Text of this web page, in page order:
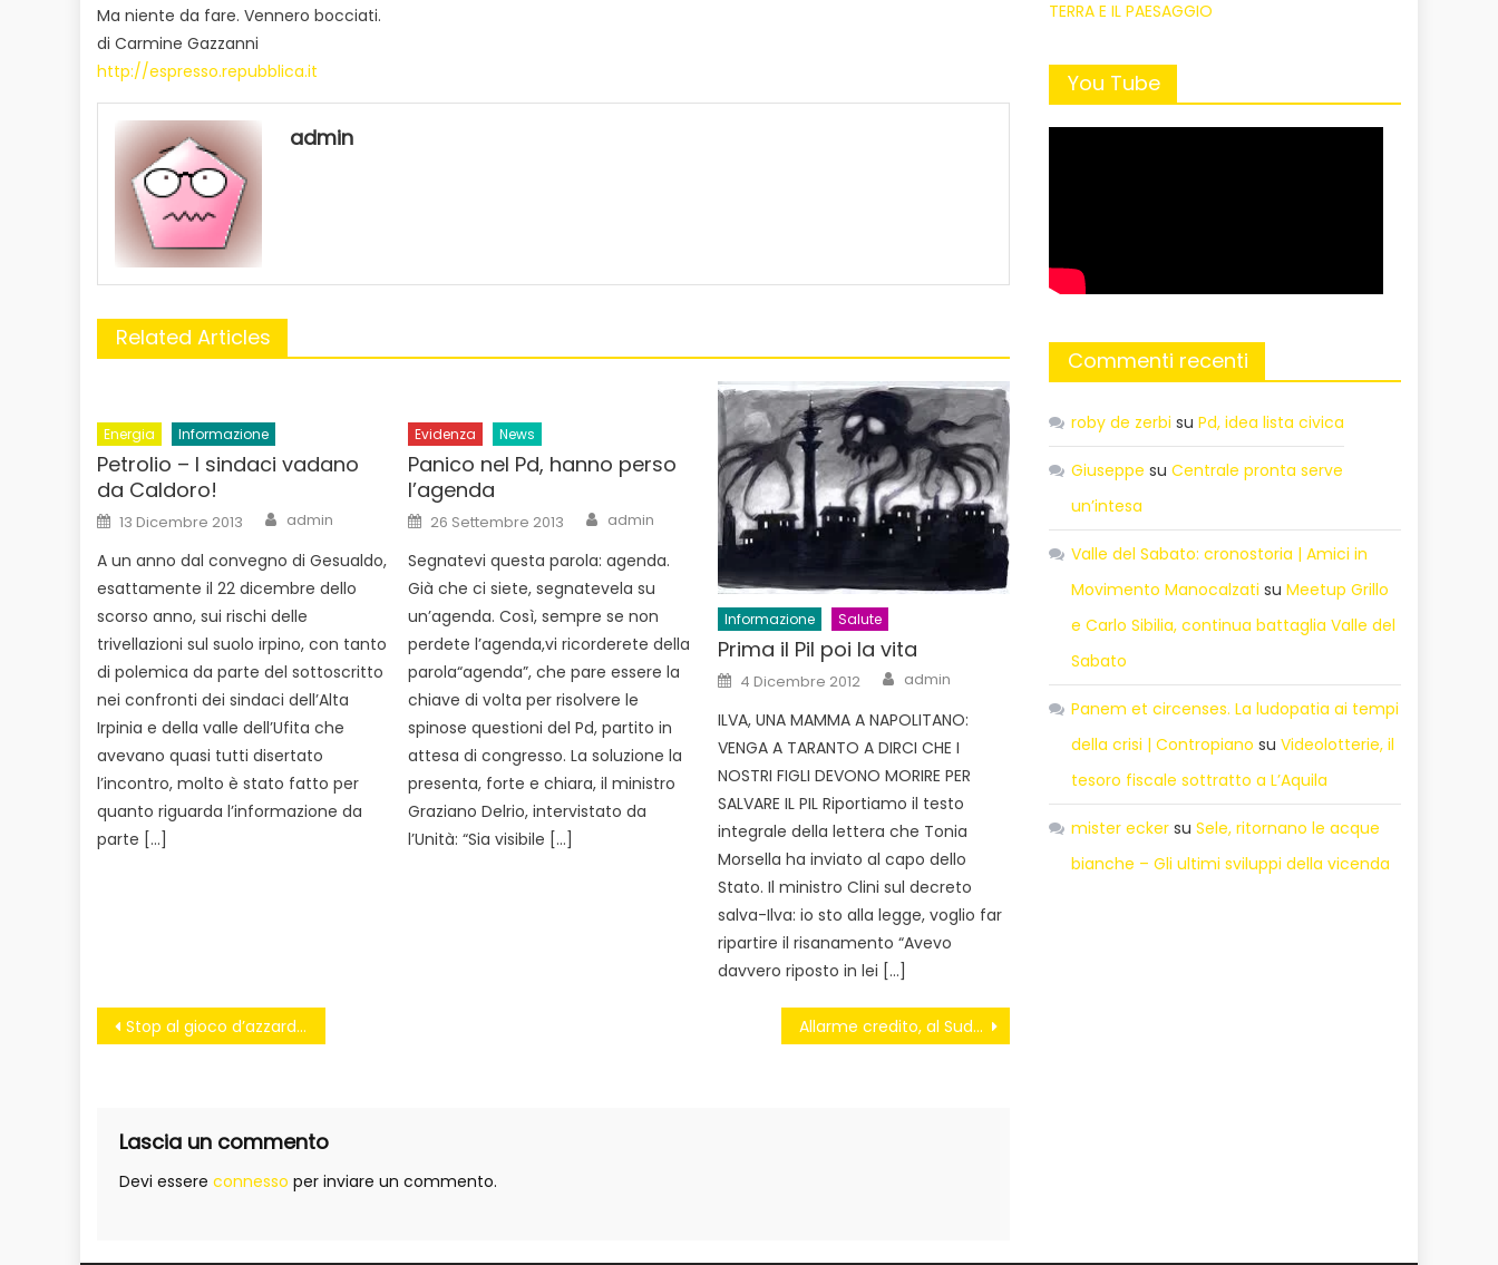
Ma niente da fare. Vennero bocciati.
di Carmine Gazzanni
http://espresso.repubblica.it
admin
Related Articles
Energia Informazione
Petrolio – I sindaci vadano
da Caldoro!
Posted
on
13 Dicembre 2013 Author
admin
A un anno dal convegno di Gesualdo,
esattamente il 22 dicembre dello
scorso anno, sui rischi delle
trivellazioni sul suolo irpino, con tanto
di polemica da parte del sottoscritto
nei confronti dei sindaci dell’Alta
Irpinia e della valle dell’Ufita che
avevano quasi tutti disertato
l’incontro, molto è stato fatto per
quanto riguarda l’informazione da
parte […]
Evidenza News
Panico nel Pd, hanno perso
l’agenda
Posted
on
26 Settembre 2013 Author
admin
Segnatevi questa parola: agenda.
Già che ci siete, segnatevela su
un’agenda. Così, sempre se non
perdete l’agenda,vi ricorderete della
parola“agenda”, che pare essere la
chiave di volta per risolvere le
spinose questioni del Pd, partito in
attesa di congresso. La soluzione la
presenta, forte e chiara, il ministro
Graziano Delrio, intervistato da
l’Unità: “Sia visibile […]
Informazione Salute
Prima il Pil poi la vita
Posted
on
4 Dicembre 2012 Author
admin
ILVA, UNA MAMMA A NAPOLITANO:
VENGA A TARANTO A DIRCI CHE I
NOSTRI FIGLI DEVONO MORIRE PER
SALVARE IL PIL Riportiamo il testo
integrale della lettera che Tonia
Morsella ha inviato al capo dello
Stato. Il ministro Clini sul decreto
salva-Ilva: io sto alla legge, voglio far
ripartire il risanamento “Avevo
davvero riposto in lei […]
Navigazione
Stop al gioco d’azzardo nei centri urbani, il Tar dà ragione a Reggio Emilia Allarme credito, al Sud su il rischio usura
Lascia un commento
Devi essere connesso per inviare un commento.
You Tube
Commenti recenti
roby de zerbi suPd, idea lista civica
Giuseppe suCentrale pronta serve
un’intesa
Valle del Sabato: cronostoria | Amici in
Movimento Manocalzati suMeetup Grillo
e Carlo Sibilia, continua battaglia Valle del
Sabato
Panem et circenses. La ludopatia ai tempi
della crisi | Contropiano suVideolotterie, il
tesoro fiscale sottratto a L’Aquila
mister ecker suSele, ritornano le acque
bianche – Gli ultimi sviluppi della vicenda